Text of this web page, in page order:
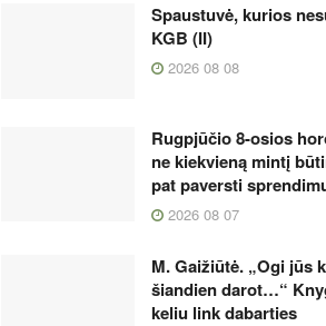
Spaustuvė, kurios
KGB (II)
2026 08 08
Rugpjūčio 8-osios
ne kiekvieną mintį
pat paversti
2026 08 07
M. Gaižiūtė. „Ogi jūs
šiandien darot…“
keliu link dabarties